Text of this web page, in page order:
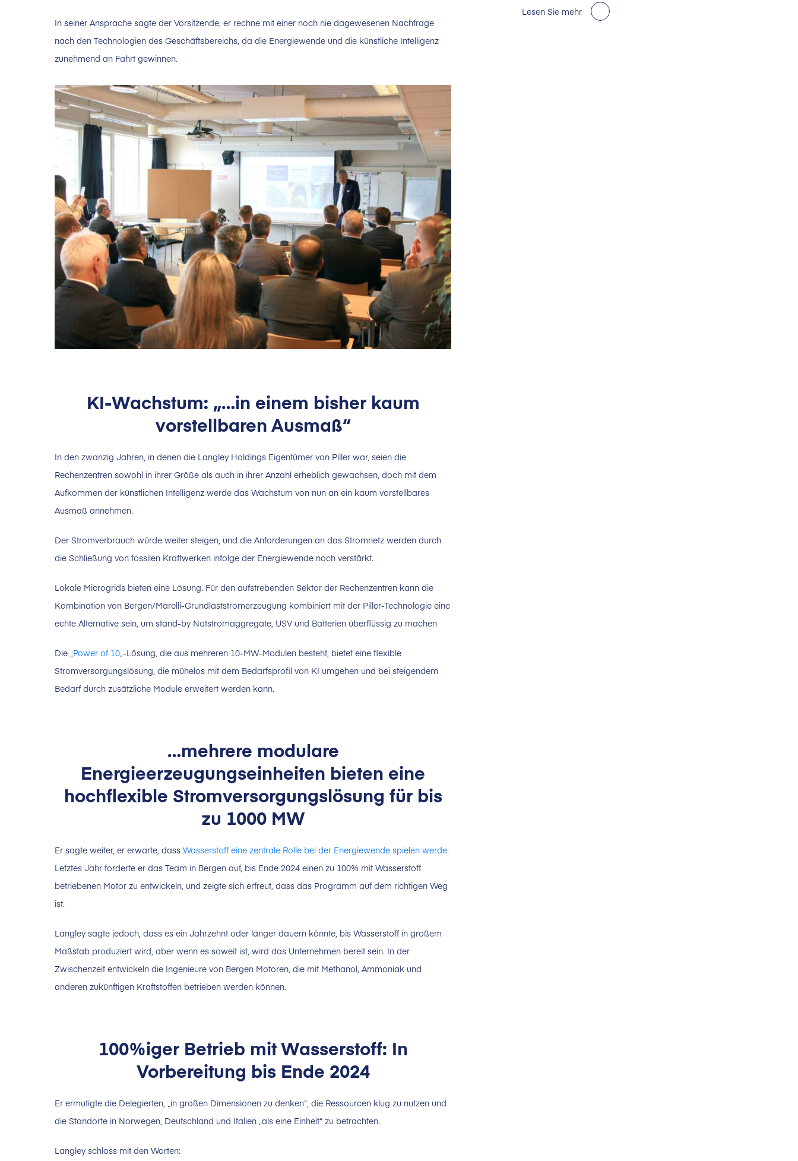
In seiner Ansprache sagte der Vorsitzende, er rechne mit einer noch nie dagewesenen Nachfrage
nach den Technologien des Geschäftsbereichs, da die Energiewende und die künstliche Intelligenz
zunehmend an Fahrt gewinnen.
KI-Wachstum: „…in einem bisher kaum
vorstellbaren Ausmaß“
In den zwanzig Jahren, in denen die Langley Holdings Eigentümer von Piller war, seien die
Rechenzentren sowohl in ihrer Größe als auch in ihrer Anzahl erheblich gewachsen, doch mit dem
Aufkommen der künstlichen Intelligenz werde das Wachstum von nun an ein kaum vorstellbares
Ausmaß annehmen.
Der Stromverbrauch würde weiter steigen, und die Anforderungen an das Stromnetz werden durch
die Schließung von fossilen Kraftwerken infolge der Energiewende noch verstärkt.
Lokale Microgrids bieten eine Lösung. Für den aufstrebenden Sektor der Rechenzentren kann die
Kombination von Bergen/Marelli-Grundlaststromerzeugung kombiniert mit der Piller-Technologie eine
echte Alternative sein, um stand-by Notstromaggregate, USV und Batterien überflüssig zu machen
Die „Power of 10„-Lösung, die aus mehreren 10-MW-Modulen besteht, bietet eine flexible
Stromversorgungslösung, die mühelos mit dem Bedarfsprofil von KI umgehen und bei steigendem
Bedarf durch zusätzliche Module erweitert werden kann.
…mehrere modulare
Energieerzeugungseinheiten bieten eine
hochflexible Stromversorgungslösung für bis
zu 1000 MW
Er sagte weiter, er erwarte, dass Wasserstoff eine zentrale Rolle bei der Energiewende spielen werde.
Letztes Jahr forderte er das Team in Bergen auf, bis Ende 2024 einen zu 100% mit Wasserstoff
betriebenen Motor zu entwickeln, und zeigte sich erfreut, dass das Programm auf dem richtigen Weg
ist.
Langley sagte jedoch, dass es ein Jahrzehnt oder länger dauern könnte, bis Wasserstoff in großem
Maßstab produziert wird, aber wenn es soweit ist, wird das Unternehmen bereit sein. In der
Zwischenzeit entwickeln die Ingenieure von Bergen Motoren, die mit Methanol, Ammoniak und
anderen zukünftigen Kraftstoffen betrieben werden können.
100%iger Betrieb mit Wasserstoff: In
Vorbereitung bis Ende 2024
Er ermutigte die Delegierten, „in großen Dimensionen zu denken“, die Ressourcen klug zu nutzen und
die Standorte in Norwegen, Deutschland und Italien „als eine Einheit“ zu betrachten.
Langley schloss mit den Worten:
Lesen Sie mehr